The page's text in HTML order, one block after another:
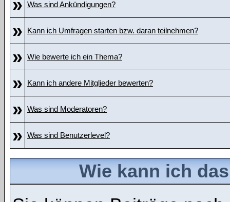
» Was sind Ankündigungen?
» Kann ich Umfragen starten bzw. daran teilnehmen?
» Wie bewerte ich ein Thema?
» Kann ich andere Mitglieder bewerten?
» Was sind Moderatoren?
» Was sind Benutzerlevel?
Wie kann ich